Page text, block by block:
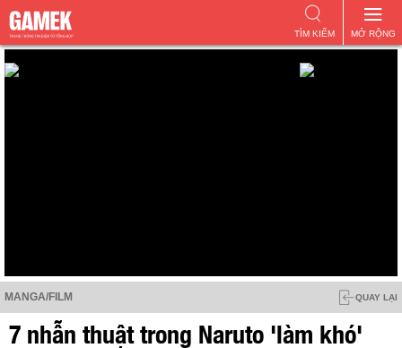
MỞ RỘNG
TÌM KIẾM
MANGA/FILM QUAY LẠI
7 nhẫn thuật trong Naruto 'làm khó'